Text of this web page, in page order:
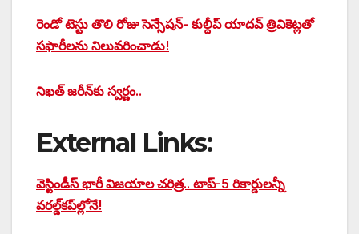
రెండో టెస్టు తొలి రోజు సెన్సేషన్- కుల్దీప్ యాదవ్ త్రివికెట్లతో
సఫారీలను నిలువరించాడు!
నిఖత్ జరీన్‌కు స్వర్ణం..
External Links:
వెస్టిండీస్ భారీ విజయాల చరిత్ర.. టాప్-5 రికార్డులన్నీ
వరల్డ్‌కప్‌ల్లోనే!